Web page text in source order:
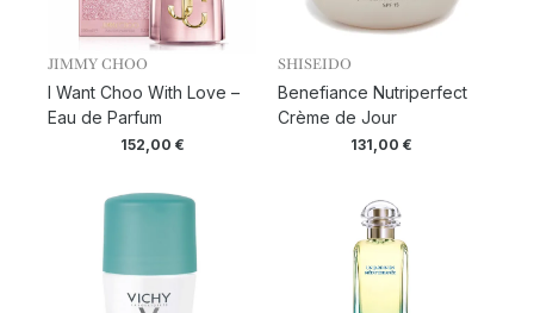
JIMMY CHOO
I Want Choo With Love –
Eau de Parfum
152,00 €
SHISEIDO
Benefiance Nutriperfect
Crème de Jour
131,00€